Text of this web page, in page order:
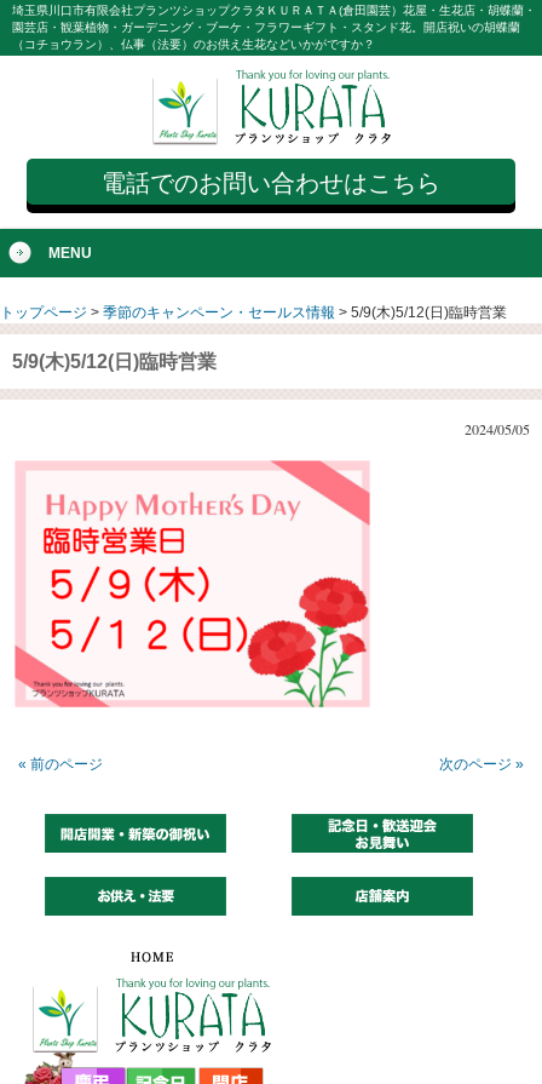
埼玉県川口市有限会社プランツショップクラタＫＵＲＡＴＡ(倉田園芸）花屋・生花店・胡蝶蘭・
園芸店・観葉植物・ガーデニング・ブーケ・フラワーギフト・スタンド花。開店祝いの胡蝶蘭
（コチョウラン）、仏事（法要）のお供え生花などいかがですか？
電話でのお問い合わせはこちら
MENU
トップページ > 季節のキャンペーン・セールス情報 > 5/9(木)5/12(日)臨時営業
5/9(木)5/12(日)臨時営業
2024/05/05
« 前のページ 次のページ »